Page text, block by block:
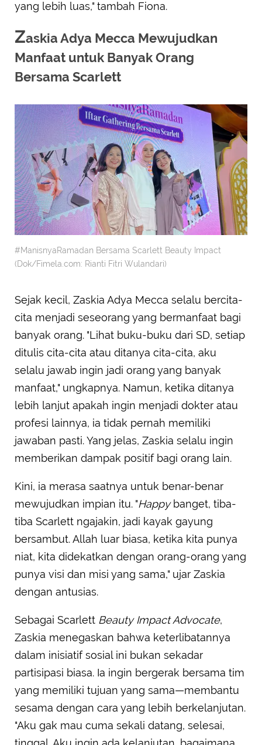
yang lebih luas," tambah Fiona.
Zaskia Adya Mecca Mewujudkan
Manfaat untuk Banyak Orang
Bersama Scarlett
#ManisnyaRamadan Bersama Scarlett Beauty Impact
(Dok/Fimela.com: Rianti Fitri Wulandari)
Sejak kecil, Zaskia Adya Mecca selalu bercita-
cita menjadi seseorang yang bermanfaat bagi
banyak orang. "Lihat buku-buku dari SD, setiap
ditulis cita-cita atau ditanya cita-cita, aku
selalu jawab ingin jadi orang yang banyak
manfaat," ungkapnya. Namun, ketika ditanya
lebih lanjut apakah ingin menjadi dokter atau
profesi lainnya, ia tidak pernah memiliki
jawaban pasti. Yang jelas, Zaskia selalu ingin
memberikan dampak positif bagi orang lain.
Kini, ia merasa saatnya untuk benar-benar
mewujudkan impian itu. "Happybanget, tiba-
tiba Scarlett ngajakin, jadi kayak gayung
bersambut. Allah luar biasa, ketika kita punya
niat, kita didekatkan dengan orang-orang yang
punya visi dan misi yang sama," ujar Zaskia
dengan antusias.
Sebagai Scarlett Beauty Impact Advocate,
Zaskia menegaskan bahwa keterlibatannya
dalam inisiatif sosial ini bukan sekadar
partisipasi biasa. Ia ingin bergerak bersama tim
yang memiliki tujuan yang sama—membantu
sesama dengan cara yang lebih berkelanjutan.
"Aku gak mau cuma sekali datang, selesai,